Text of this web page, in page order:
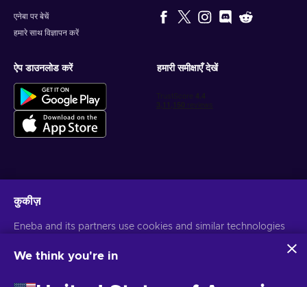
एनेबा पर बेचें
हमारे साथ विज्ञापन करें
ऐप डाउनलोड करें हमारी समीक्षाएँ देखें
जाएँ
कुकीज़
Eneba and its partners use cookies and similar technologies
website. We use this information to enhance content,
may also be used for ads personalization.
We think you're in